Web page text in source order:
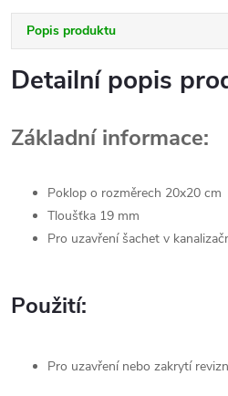
Popis produktu
Detailní popis
Základní informace:
Poklop o rozměrech 20x20 cm
Tloušťka 19 mm
Pro uzavření šachet v
Použití:
Pro uzavření nebo zakrytí